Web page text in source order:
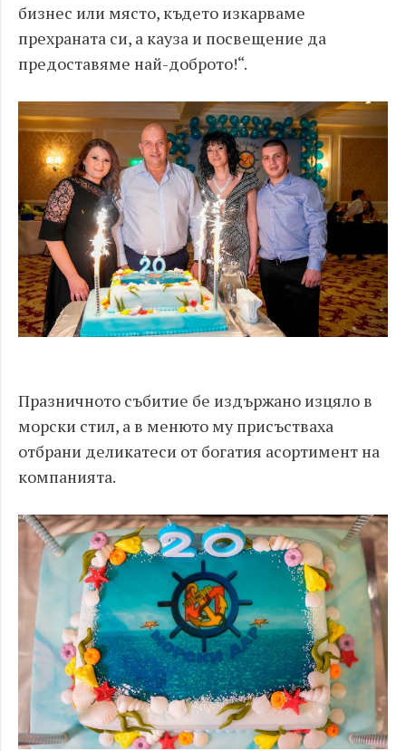
бизнес или място, където изкарваме
прехраната си, а кауза и посвещение да
предоставяме най-доброто!“.
Празничното събитие бе издържано изцяло в
морски стил, а в менюто му присъстваха
отбрани деликатеси от богатия асортимент на
компанията.